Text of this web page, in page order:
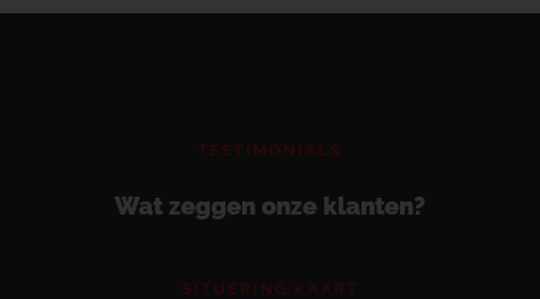
TESTIMONIALS
Wat zeggen onze klanten?
SITUERING KAART